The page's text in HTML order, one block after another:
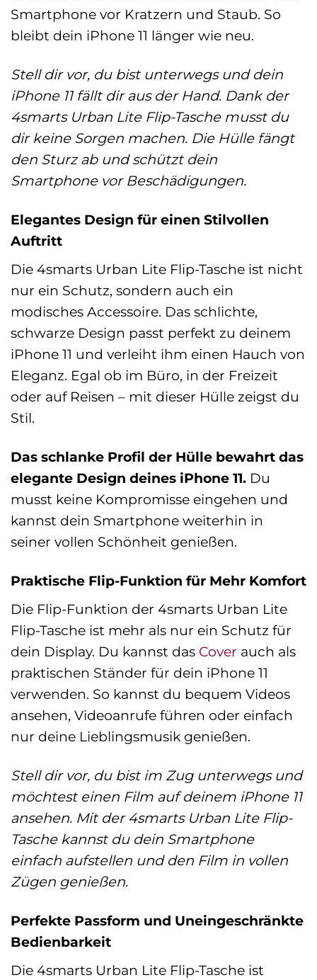
Smartphone vor Kratzern und Staub. So
bleibt dein iPhone 11 länger wie neu.
Stell dir vor, du bist unterwegs und dein
iPhone 11 fällt dir aus der Hand. Dank der
4smarts Urban Lite Flip-Tasche musst du
dir keine Sorgen machen. Die Hülle fängt
den Sturz ab und schützt dein
Smartphone vor Beschädigungen.
Elegantes Design für einen Stilvollen
Auftritt
Die 4smarts Urban Lite Flip-Tasche ist nicht
nur ein Schutz, sondern auch ein
modisches Accessoire. Das schlichte,
schwarze Design passt perfekt zu deinem
iPhone 11 und verleiht ihm einen Hauch von
Eleganz. Egal ob im Büro, in der Freizeit
oder auf Reisen – mit dieser Hülle zeigst du
Stil.
Das schlanke Profil der Hülle bewahrt das
elegante Design deines iPhone 11. Du
musst keine Kompromisse eingehen und
kannst dein Smartphone weiterhin in
seiner vollen Schönheit genießen.
Praktische Flip-Funktion für Mehr Komfort
Die Flip-Funktion der 4smarts Urban Lite
Flip-Tasche ist mehr als nur ein Schutz für
dein Display. Du kannst das Cover auch als
praktischen Ständer für dein iPhone 11
verwenden. So kannst du bequem Videos
ansehen, Videoanrufe führen oder einfach
nur deine Lieblingsmusik genießen.
Stell dir vor, du bist im Zug unterwegs und
möchtest einen Film auf deinem iPhone 11
ansehen. Mit der 4smarts Urban Lite Flip-
Tasche kannst du dein Smartphone
einfach aufstellen und den Film in vollen
Zügen genießen.
Perfekte Passform und Uneingeschränkte
Bedienbarkeit
Die 4smarts Urban Lite Flip-Tasche ist